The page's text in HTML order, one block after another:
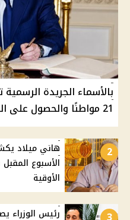
بالأسماء الجريدة
21 مواطنًا والحصول على الجنسية الأجنبية
2
هاني ميلاد
الأسبوع
الأوقية
رئيس الوزراء